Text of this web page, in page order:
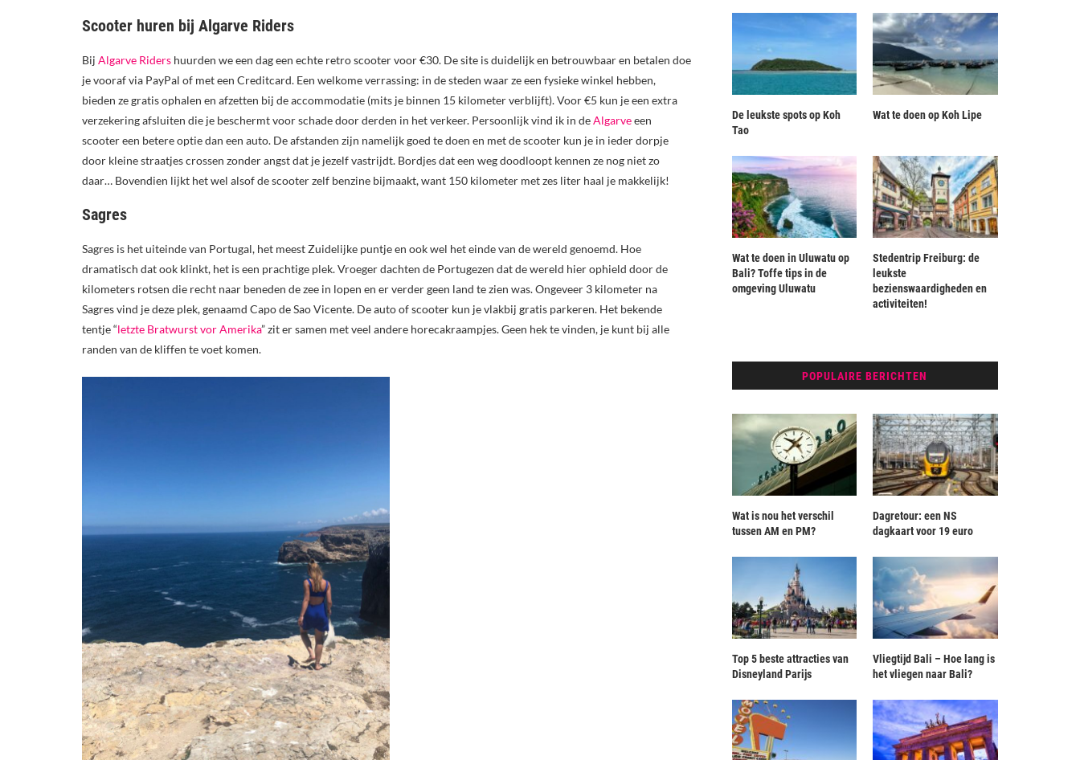
Scooter huren bij Algarve Riders
Bij Algarve Riders huurden we een dag een echte retro scooter voor €30. De site is duidelijk en betrouwbaar en betalen doe
je vooraf via PayPal of met een Creditcard. Een welkome verrassing: in de steden waar ze een fysieke winkel hebben,
bieden ze gratis ophalen en afzetten bij de accommodatie (mits je binnen 15 kilometer verblijft). Voor €5 kun je een extra
verzekering afsluiten die je beschermt voor schade door derden in het verkeer. Persoonlijk vind ik in deAlgarveeen
scooter een betere optie dan een auto. De afstanden zijn namelijk goed te doen en met de scooter kun je in ieder dorpje
door kleine straatjes crossen zonder angst dat je jezelf vastrijdt. Bordjes dat een weg doodloopt kennen ze nog niet zo
daar… Bovendien lijkt het wel alsof de scooter zelf benzine bijmaakt, want 150 kilometer met zes liter haal je makkelijk!
Sagres
Sagres is het uiteinde van Portugal, het meest Zuidelijke puntje en ook wel het einde van de wereld genoemd. Hoe
dramatisch dat ook klinkt, het is een prachtige plek. Vroeger dachten de Portugezen dat de wereld hier ophield door de
kilometers rotsen die recht naar beneden de zee in lopen en er verder geen land te zien was. Ongeveer 3 kilometer na
Sagres vind je deze plek, genaamd Capo de Sao Vicente. De auto of scooter kun je vlakbij gratis parkeren. Het bekende
tentje “letzte Bratwurst vor Amerika” zit er samen met veel andere horecakraampjes. Geen hek te vinden, je kunt bij alle
randen van de kliffen te voet komen.
De leukste spots op Koh
Tao
Wat te doen op Koh Lipe
Wat te doen in Uluwatu op
Bali? Toffe tips in de
omgeving Uluwatu
Stedentrip Freiburg: de
leukste
bezienswaardigheden en
activiteiten!
POPULAIRE BERICHTEN
Wat is nou het verschil
tussen AM en PM?
Dagretour: een NS
dagkaart voor 19 euro
Top 5 beste attracties van
Disneyland Parijs
Vliegtijd Bali – Hoe lang is
het vliegen naar Bali?